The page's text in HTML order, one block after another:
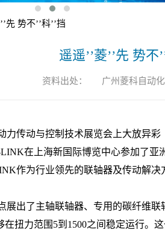
先 势不’’科’’挡
遥遥’’菱’’先 势不
资料出处： 广州菱科自动
力传动与控制技术展览会上大放异彩
在上海新国际博览中心参加了亚
作为行业领先的联轴器及传动解决
展出了主轴联轴器、专用 的碳纤维联
在扭力范围5到1500之间稳定运行。